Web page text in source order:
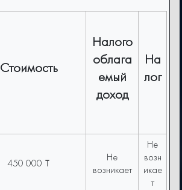
Стоимость
Налого
облага
емый
доход
На
лог
450 000 ₸
Не
возникает
Не
возн
икае
т